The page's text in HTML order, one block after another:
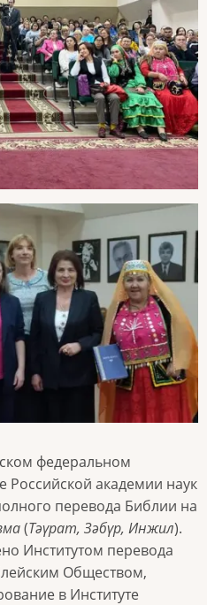
федеральном
Российской академии наук
перевода Библии на
(Тәүрат, Зәбүр, Инжил).
Институтом перевода
Обществом,
в Институте